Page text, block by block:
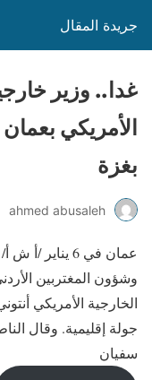
جريدة المقال
غدا.. وزير
الأمريكي
بغزة
ahmed abusaleh
عمان في 6
وشؤون المغتربين
الخارجية الأمريكي
جولة إقليمية. وقال
سفيان